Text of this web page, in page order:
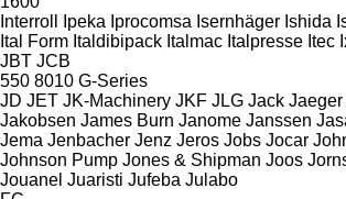
Interroll
Ipeka Iprocomsa Isernhäger Ishida
Ital Form Italdibipack Italmac Italpresse Itec
JBT JCB
550 8010 G-Series
JD JET JK-Machinery JKF JLG Jack Jaeger
Jakobsen James Burn Janome Janssen
Jema Jenbacher Jenz Jeros Jobs Jocar
Johnson Pump Jones & Shipman Joos
Jouanel Juaristi Jufeba Julabo